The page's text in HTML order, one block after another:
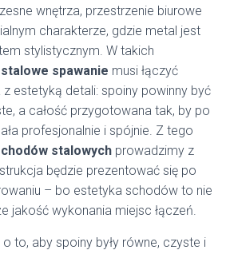
wnętrza, przestrzenie biurowe
charakterze, gdzie metal jest
stylistycznym. W takich
spawanie musi łączyć
estetyką detali: spoiny powinny być
a całość przygotowana tak, by po
profesjonalnie i spójnie. Z tego
stalowych prowadzimy z
będzie prezentować się po
– bo estetyka schodów to nie
jakość wykonania miejsc łączeń.
to, aby spoiny były równe, czyste i